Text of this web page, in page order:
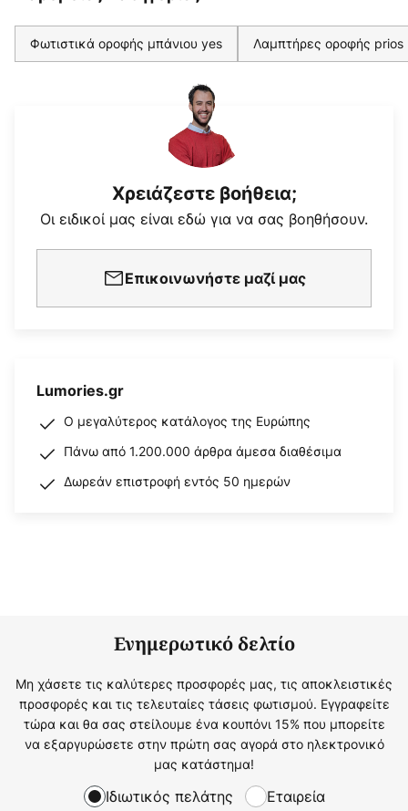
Φωτιστικά οροφής μπάνιου yes Λαμπτήρες οροφής prios
Χρειάζεστε βοήθεια;
Οι ειδικοί μας είναι εδώ για να σας βοηθήσουν.
Επικοινωνήστε μαζί μας
Lumories.gr
Ο μεγαλύτερος κατάλογος της Ευρώπης
Πάνω από 1.200.000 άρθρα άμεσα διαθέσιμα
Δωρεάν επιστροφή εντός 50 ημερών
Ενημερωτικό δελτίο
Μη χάσετε τις καλύτερες προσφορές μας, τις αποκλειστικές
προσφορές και τις τελευταίες τάσεις φωτισμού. Εγγραφείτε
τώρα και θα σας στείλουμε ένα κουπόνι 15% που μπορείτε
να εξαργυρώσετε στην πρώτη σας αγορά στο ηλεκτρονικό
μας κατάστημα!
Ιδιωτικός πελάτης Εταιρεία